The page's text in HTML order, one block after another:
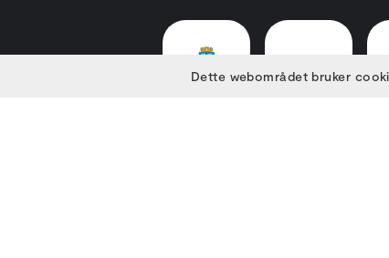
Dette webområdet bruker